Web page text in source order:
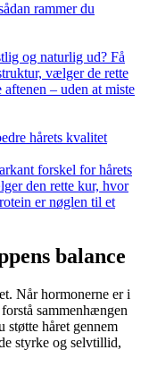
rammer du
og naturlig ud? Få
vælger de rette
– uden at miste
hårets kvalitet
forskel for hårets
den rette kur, hvor
er nøglen til et
balance
Når hormonerne er i
sammenhængen
støtte håret gennem
styrke og selvtillid,